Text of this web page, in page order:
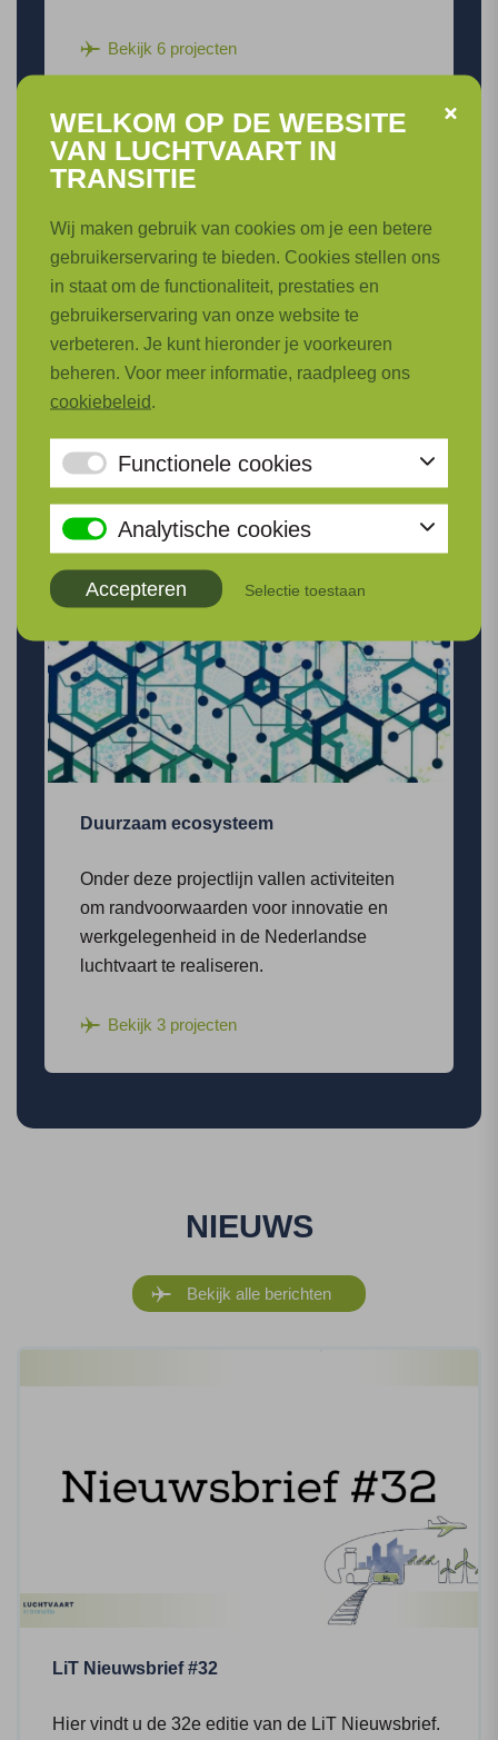
Bekijk 6 projecten
Integrale kennisbasis
In deze projectlijn werken
aan onderzoek voor realiseren van
duurzame luchtvaart op lange termijn.
Bekijk 3 projecten
Duurzaam ecosysteem
Onder deze projectlijn vallen activiteiten
om randvoorwaarden voor innovatie en
werkgelegenheid in de Nederlandse
luchtvaart te realiseren.
Bekijk 3 projecten
NIEUWS
Bekijk alle berichten
LiT Nieuwsbrief #32
Hier vindt u de 32e editie van de LiT Nieuwsbrief.
WELKOM OP DE WEBSITE
VAN LUCHTVAART IN
TRANSITIE
Wij maken gebruik van cookies om je een betere
gebruikerservaring te bieden. Cookies stellen ons
in staat om de functionaliteit, prestaties en
gebruikerservaring van onze website te
verbeteren. Je kunt hieronder je voorkeuren
beheren. Voor meer informatie, raadpleeg ons
cookiebeleid.
Functionele cookies
Analytische cookies
Accepteren Selectie toestaan